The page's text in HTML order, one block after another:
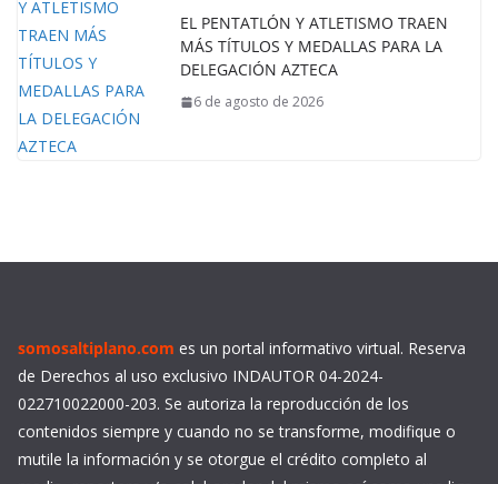
EL PENTATLÓN Y ATLETISMO TRAEN
MÁS TÍTULOS Y MEDALLAS PARA LA
DELEGACIÓN AZTECA
6 de agosto de 2026
somosaltiplano.com es un portal informativo virtual. Reserva
de Derechos al uso exclusivo INDAUTOR 04-2024-
022710022000-203. Se autoriza la reproducción de los
contenidos siempre y cuando no se transforme, modifique o
mutile la información y se otorgue el crédito completo al